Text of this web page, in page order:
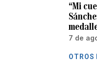
“Mi
7 de
OTROS